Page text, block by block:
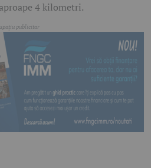
4 kilometri.